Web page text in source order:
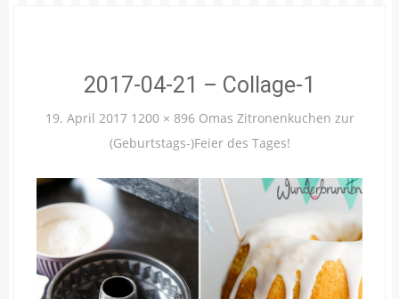
2017-04-21 – Collage-1
19. April 2017 1200 × 896 Omas Zitronenkuchen zur
(Geburtstags-)Feier des Tages!